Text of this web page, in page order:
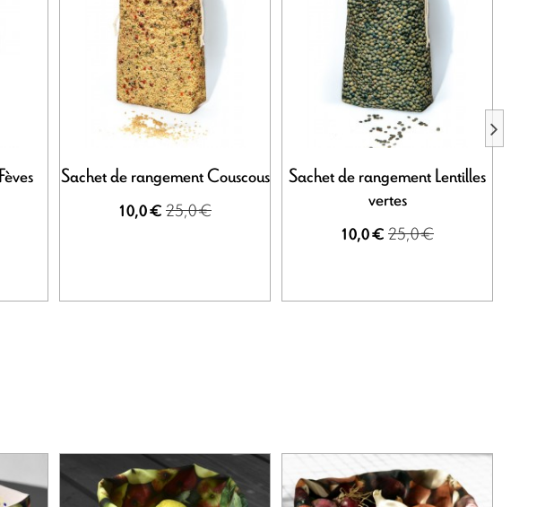
Sachet de rangement Couscous
10,0 € 25,0 €
Sachet de rangement Lentilles
vertes
10,0 € 25,0 €